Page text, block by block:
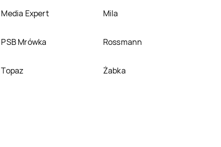
Media Expert Mila
PSB Mrówka Rossmann
Topaz Żabka